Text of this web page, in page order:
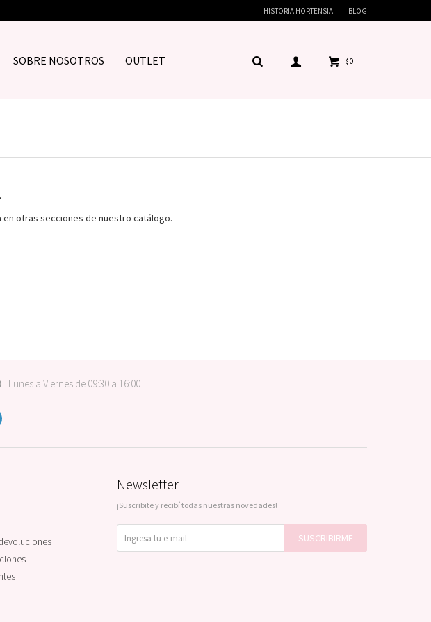
SOBRE NOSOTROS OUTLET $0
HISTORIA HORTENSIA BLOG
otras secciones de nuestro catálogo.
Lunes a Viernes de 09:30 a 16:00
Newsletter
¡Suscribite y recibí todas nuestras novedades!
SUSCRIBIRME